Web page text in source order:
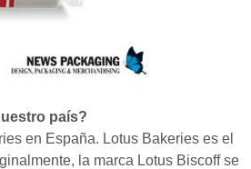
país?
en España. Lotus Bakeries es el
la marca Lotus Biscoff se